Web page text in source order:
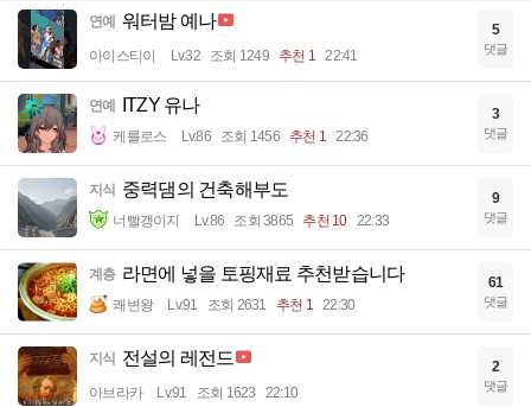
연예 워터밤 예나
아이스티이 Lv.32 조회 1249 추천 1 22:41
5
댓글
연예 ITZY 유나
케를로스 Lv.86 조회 1456 추천 1 22:36
3
댓글
지식 중력댐의 건축해부도
너빨갱이지 Lv.86 조회 3865 추천 10 22:33
9
댓글
계층 라면에 넣을 토핑재료 추천받습니다
쾌변왕 Lv.91 조회 2631 추천 1 22:30
61
댓글
지식 전설의 레전드
아브라카 Lv.91 조회 1623 22:10
2
댓글